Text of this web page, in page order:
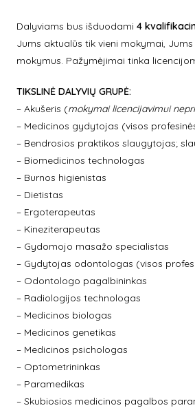
Dalyviams bus išduodami 4
Jums aktualūs tik vieni mokymai, Jums
mokymus. Pažymėjimai tinka
TIKSLINĖ DALYVIŲ GRUPĖ:
– Akušeris (mokymai licencijavimui
– Medicinos gydytojas (visos
– Bendrosios praktikos slaugytojas;
– Biomedicinos technologas
– Burnos higienistas
– Dietistas
– Ergoterapeutas
– Kineziterapeutas
– Gydomojo masažo specialistas
– Gydytojas odontologas (visos
– Odontologo pagalbininkas
– Radiologijos technologas
– Medicinos biologas
– Medicinos genetikas
– Medicinos psichologas
– Optometrininkas
– Paramedikas
– Skubiosios medicinos pagalbos